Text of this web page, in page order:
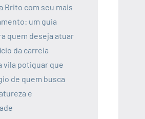
Brito com seu mais
um guia
quem deseja atuar
da carreia
vila potiguar que
de quem busca
e